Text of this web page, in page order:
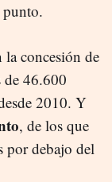
punto.
concesión de
de 46.600
2010. Y
, de los que
por debajo del